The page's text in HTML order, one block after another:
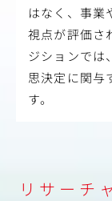
はなく、事業
視点が評価さ
ジションでは
思決定に関与
す。
リサーチ